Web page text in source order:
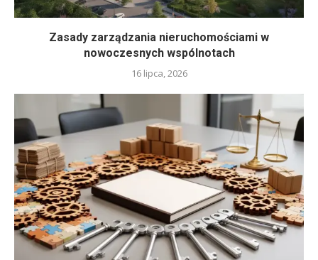
Zasady zarządzania nieruchomościami w
nowoczesnych wspólnotach
16 lipca, 2026